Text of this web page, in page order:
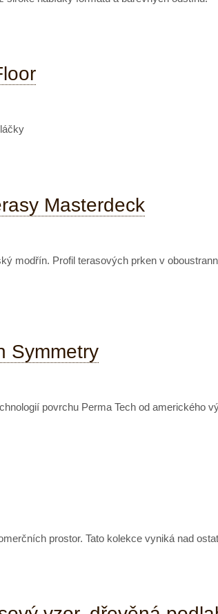
Masterdeck
modřín. Profil terasových prken v
Symmetry
povrchu Perma Tech od amerického
prostor. Tato kolekce vyniká nad